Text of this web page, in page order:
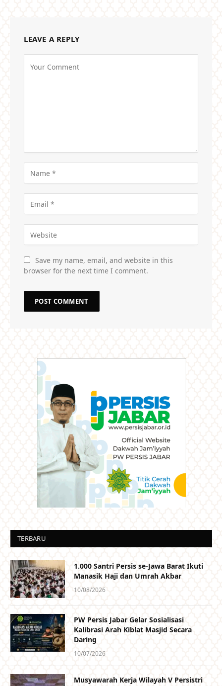
LEAVE A REPLY
Save my name, email, and website in this
browser for the next time I comment.
TERBARU
1.000 Santri Persis se-Jawa Barat Ikuti
Manasik Haji dan Umrah Akbar
10/08/2026
PW Persis Jabar Gelar Sosialisasi
Kalibrasi Arah Kiblat Masjid Secara
Daring
10/07/2026
Musyawarah Kerja Wilayah V Persistri